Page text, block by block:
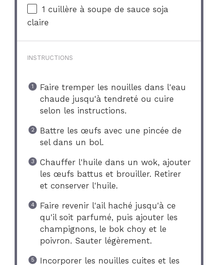
1 cuillère à soupe de sauce soja
claire
INSTRUCTIONS
Faire tremper les nouilles dans l'eau
chaude jusqu'à tendreté ou cuire
selon les instructions.
Battre les œufs avec une pincée de
sel dans un bol.
Chauffer l'huile dans un wok, ajouter
les œufs battus et brouiller. Retirer
et conserver l'huile.
Faire revenir l'ail haché jusqu'à ce
qu'il soit parfumé, puis ajouter les
champignons, le bok choy et le
poivron. Sauter légèrement.
Incorporer les nouilles cuites et les